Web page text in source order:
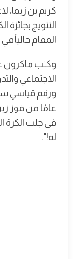
كريم بن زيما،
المقام حالياً
وكتب ماكرون
الاجتماعي
عامًا من فوز
في جلب الكرة
له!".